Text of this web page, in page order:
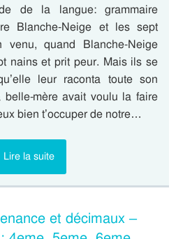
de la langue: grammaire
Blanche-Neige et les sept
quand Blanche-Neige
nains et prit peur. Mais ils se
leur raconta toute son
belle-mère avait voulu la faire
bien t’occuper de notre…
Lire la suite
et décimaux –